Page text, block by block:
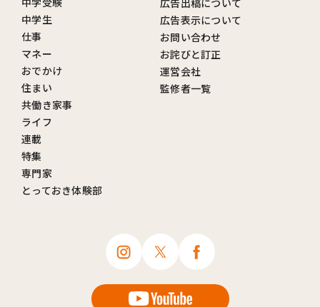
中学生
仕事
マネー
おでかけ
住まい
共働き家事
ライフ
連載
特集
専門家
とっておき体験部
広告表示について
お問い合わせ
お詫びと訂正
運営会社
監修者一覧